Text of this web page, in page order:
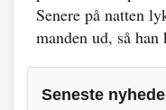
Senere på natten
manden ud, så
Seneste